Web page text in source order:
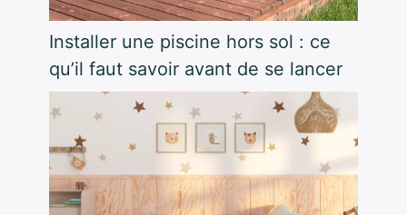
Installer une piscine hors sol : ce
qu’il faut savoir avant de se lancer